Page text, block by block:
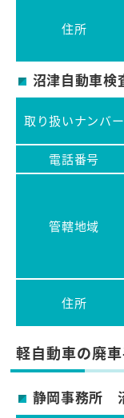
住所
沼津自動車検
取り扱いナンバー
電話番号
管轄地域
住所
軽自動車の廃
静岡事務所